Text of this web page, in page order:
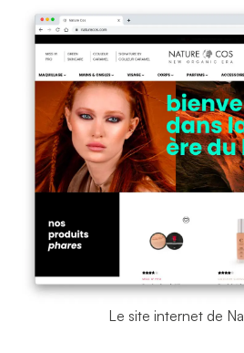
Le site internet de